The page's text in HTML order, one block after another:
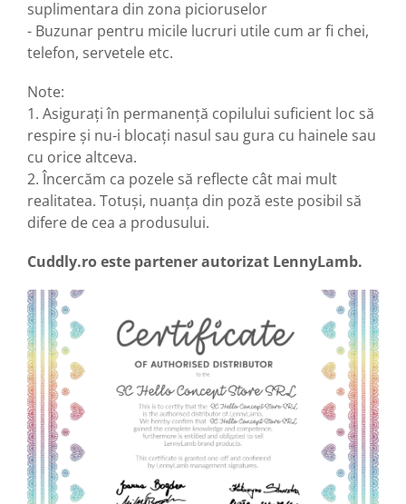
suplimentara din zona picioruselor
- Buzunar pentru micile lucruri utile cum ar fi chei,
telefon, servetele etc.
Note:
1. Asiguraţi în permanenţă copilului suficient loc să
respire şi nu-i blocaţi nasul sau gura cu hainele sau
cu orice altceva.
2. Încercăm ca pozele să reflecte cât mai mult
realitatea. Totuşi, nuanţa din poză este posibil să
difere de cea a produsului.
Cuddly.ro este partener autorizat LennyLamb.